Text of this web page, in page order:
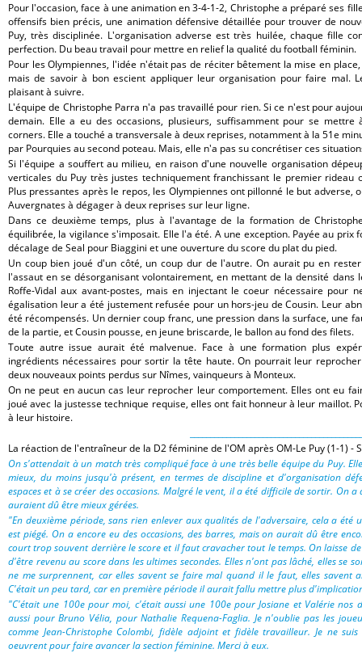
Pour l'occasion, face à une animation en 3-4-1-2, Christophe a préparé ses
offensifs bien précis, une animation défensive détaillée pour trouver de
Puy, très disciplinée. L'organisation adverse est très huilée, chaque fille
perfection. Du beau travail pour mettre en relief la qualité du football féminin.
Pour les Olympiennes, l'idée n'était pas de réciter bêtement la mise en
mais de savoir à bon escient appliquer leur organisation pour faire mal.
plaisant à suivre.
L'équipe de Christophe Parra n'a pas travaillé pour rien. Si ce n'est pour
demain. Elle a eu des occasions, plusieurs, suffisamment pour se
corners. Elle a touché a transversale à deux reprises, notamment à la 51e
par Pourquies au second poteau. Mais, elle n'a pas su concrétiser ces
Si l'équipe a souffert au milieu, en raison d'une nouvelle organisation
verticales du Puy très justes techniquement franchissant le premier rideau
Plus pressantes après le repos, les Olympiennes ont pillonné le but adverse,
Auvergnates à dégager à deux reprises sur leur ligne.
Dans ce deuxième temps, plus à l'avantage de la formation de
équilibrée, la vigilance s'imposait. Elle l'a été. A une exception. Payée au
décalage de Seal pour Biaggini et une ouverture du score du plat du pied.
Un coup bien joué d'un côté, un coup dur de l'autre. On aurait pu en
l'assaut en se désorganisant volontairement, en mettant de la densité
Roffe-Vidal aux avant-postes, mais en injectant le coeur nécessaire pour
égalisation leur a été justement refusée pour un hors-jeu de Cousin. Leur
été récompensés. Un dernier coup franc, une pression dans la surface, une
de la partie, et Cousin pousse, en jeune briscarde, le ballon au fond des filets.
Toute autre issue aurait été malvenue. Face à une formation plus
ingrédients nécessaires pour sortir la tête haute. On pourrait leur
deux nouveaux points perdus sur Nîmes, vainqueurs à Monteux.
On ne peut en aucun cas leur reprocher leur comportement. Elles ont eu
joué avec la justesse technique requise, elles ont fait honneur à leur maillot.
à leur histoire.
La réaction de l'entraîneur de la D2 féminine de l'OM après OM-Le Puy (1-1) -
On s'attendait à un match très compliqué face à une très belle équipe du Puy.
mieux, du moins jusqu'à présent, en termes de discipline et d'organisation
espaces et à se créer des occasions. Malgré le vent, il a été difficile de sortir. On
auraient dû être mieux gérées.
"En deuxième période, sans rien enlever aux qualités de l'adversaire, cela a
est piégé. On a encore eu des occasions, des barres, mais on aurait dû être
court trop souvent derrière le score et il faut cravacher tout le temps. On laisse
d'être revenu au score dans les ultimes secondes. Elles n'ont pas lâché, elles se
ne me surprennent, car elles savent se faire mal quand il le faut, elles savent
C'était un peu tard, car en première période il aurait fallu mettre plus
"C'était une 100e pour moi, c'était aussi une 100e pour Josiane et Valérie nos
aussi pour Bruno Vélia, pour Nathalie Requena-Faglia. Je n'oublie pas les
comme Jean-Christophe Colombi, fidèle adjoint et fidèle travailleur. Je ne
oeuvrent pour faire avancer la section féminine. Merci à eux.